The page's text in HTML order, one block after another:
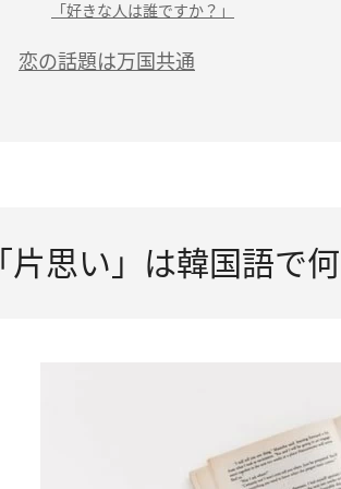
「好きな人は誰ですか？」
恋の話題は万国共通
「片思い」は韓国語で